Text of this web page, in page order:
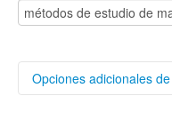
Opciones adicionales